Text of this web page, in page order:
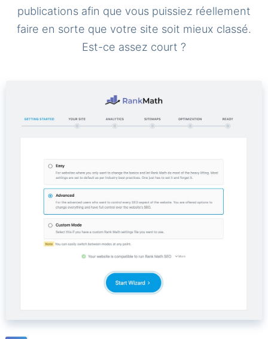
publications afin que vous puissiez réellement
faire en sorte que votre site soit mieux classé.
Est-ce assez court ?